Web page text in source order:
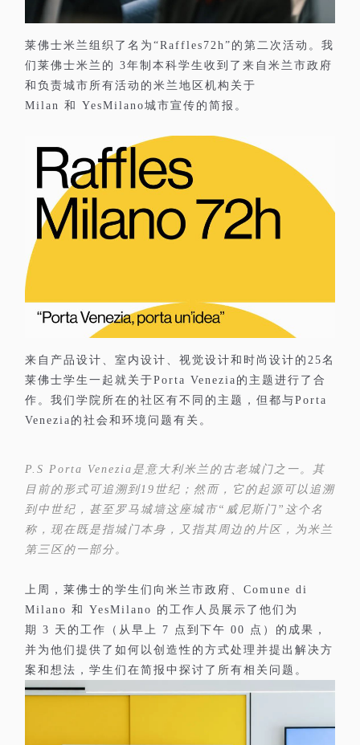
莱佛士米兰组织了名为 “Raffles72h” 的第二次活动。我
们莱佛士米兰的 3年制本科学生收到了来自米兰市政府
和负责城市所有活动的米兰地区机构关于
Milan 和 YesMilano城市宣传的简报。
来自产品设计、室内设计、视觉设计和时尚设计的 25名
莱佛士学生一起就关于Porta Venezia 的主题进行了合
作。我们学院所在的社区有不同的主题，但都与Porta
Venezia 的社会和环境问题有关。
P.S Porta Venezia 是意大利米兰的古老城门之一。其
目前的形式可追溯到19 世纪；然而，它的起源可以追溯
到中世纪，甚至罗马城墙这座城市“ 威尼斯门 ” 这个名
称，现在既是指城门本身，又指其周边的片区，为米兰
第三区的一部分。
上周，莱佛士的学生们向米兰市政府、 Comune di
Milano 和 YesMilano 的工作人员展示了他们为
期 3 天的工作（从早上 7 点到下午 00
点）的成果，
并为他们提供了如何以创造性的方式处理并提出解决方
案和想法，学生们在简报中探讨了所有相关问题。